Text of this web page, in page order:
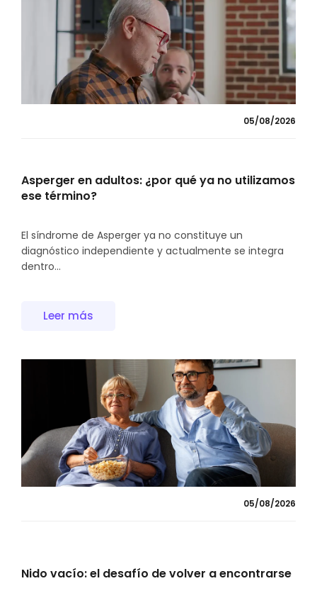
05/08/2026
Asperger en adultos: ¿por qué ya no utilizamos
ese término?
El síndrome de Asperger ya no constituye un
diagnóstico independiente y actualmente se integra
dentro...
Leer más
05/08/2026
Nido vacío: el desafío de volver a encontrarse